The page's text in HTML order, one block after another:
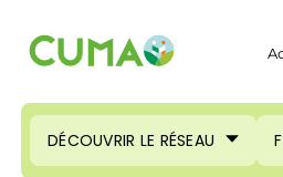
DÉCOUVRIR LE RÉSEAU